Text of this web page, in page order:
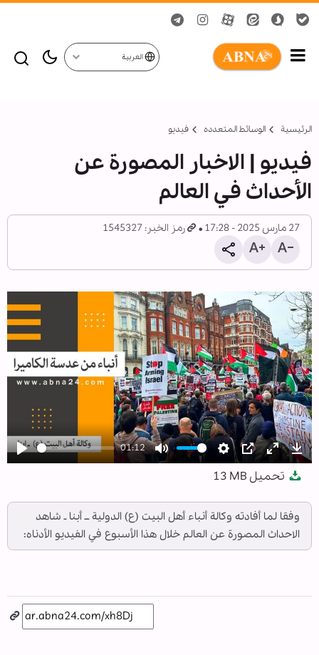
العربية
الرئيسية الوسائط المتعدده فیدیو
فيديو | الاخبار المصورة عن
الأحداث في العالم
27 مارس 2025 - 17:28 رمز الخبر: 1545327
Play
01:12
Mute Settings
PIP Enter
تحميل 13 MB
وفقا لما أفادته وكالة أنباء أهل البيت (ع) الدولية ــ أبنا ـ شاهد
الاحداث المصورة عن العالم خلال هذا الأسبوع في الفيديو الأدناه: